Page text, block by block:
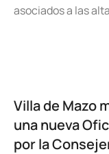
asociados a las
Villa de Mazo
una nueva
por la